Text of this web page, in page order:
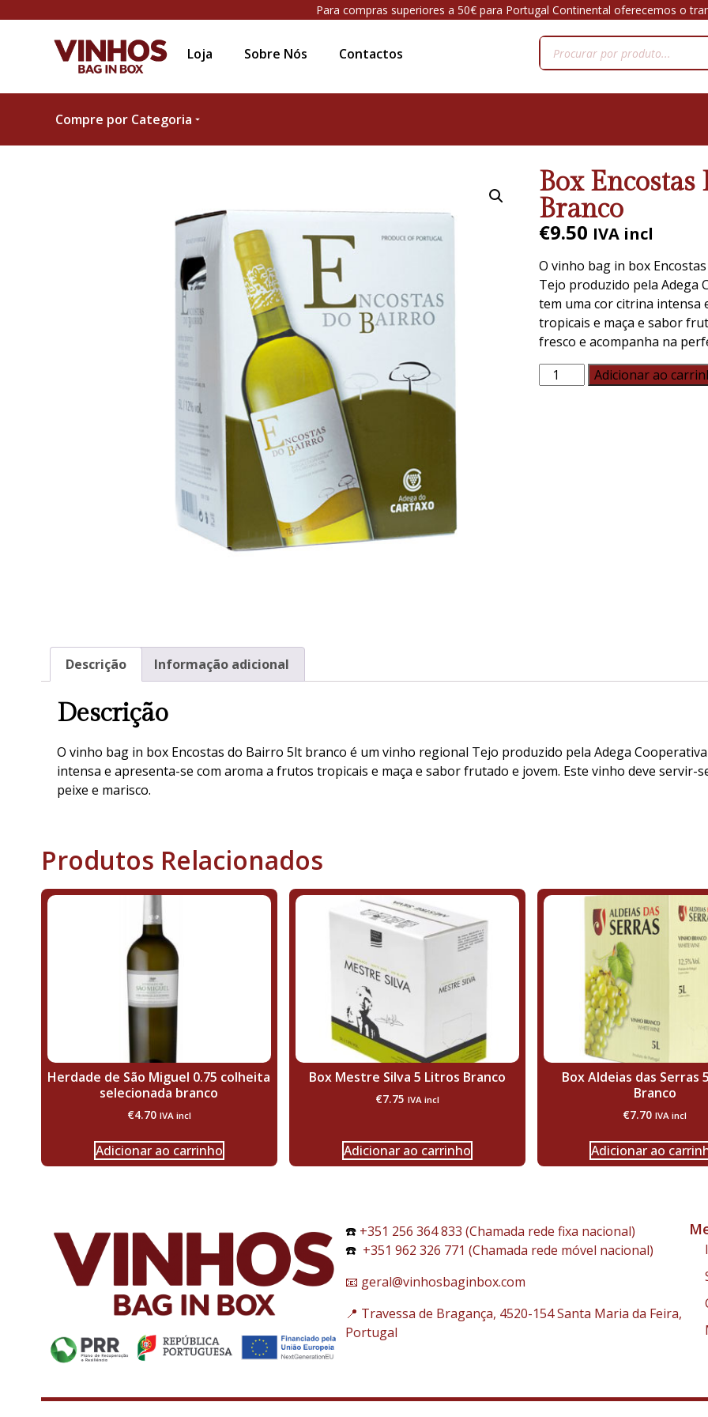
Para compras superiores a 50€ para Portugal Continental oferecemos o
Loja Sobre Nós Contactos
Compre por Categoria
Box
Branco
€9.50 IVA incl
O vinho bag in box
Tejo produzido pela Adega
tem uma cor citrina intensa
tropicais e maça e sabor
fresco e acompanha na
Adicionar ao
Descrição Informação adicional
Descrição
O vinho bag in box Encostas do Bairro 5lt branco é um vinho regional Tejo produzido pela Adega
intensa e apresenta-se com aroma a frutos tropicais e maça e sabor frutado e jovem. Este vinho deve servir-
peixe e marisco.
Produtos Relacionados
Herdade de São Miguel 0.75 colheita
selecionada branco
€4.70 IVA incl
Adicionar ao carrinho
Box Mestre Silva 5 Litros Branco
€7.75 IVA incl
Adicionar ao carrinho
Box Aldeias das Serras
Branco
€7.70 IVA incl
Adicionar ao
☎️+351 256 364 833 (Chamada rede fixa nacional)
☎️+351 962 326 771 (Chamada rede móvel nacional)
📧 geral@vinhosbaginbox.com
📍 Travessa de Bragança, 4520-154 Santa Maria da Feira,
Portugal